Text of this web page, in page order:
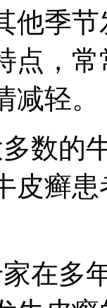
他季
点，
轻。
数的
皮癣
在多